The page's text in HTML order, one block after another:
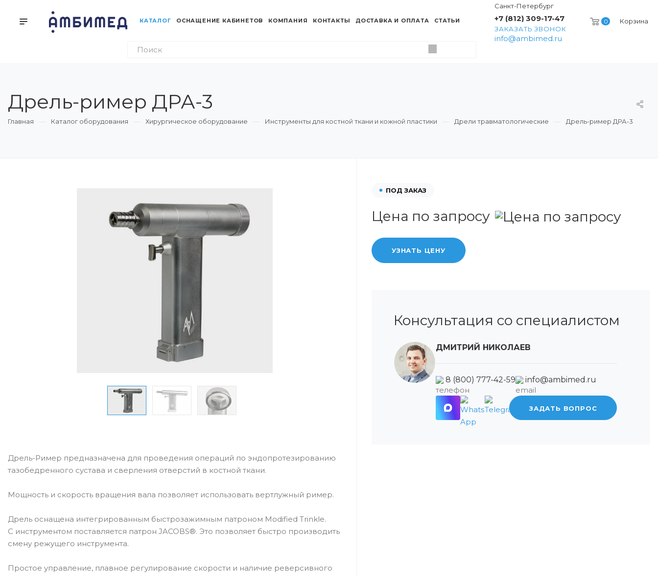
0 Корзина
Санкт-Петербург
+7 (812) 309-17-47
ЗАКАЗАТЬ ЗВОНОК
info@ambimed.ru
КАТАЛОГ ОСНАЩЕНИЕ КАБИНЕТОВ КОМПАНИЯ КОНТАКТЫ ДОСТАВКА И ОПЛАТА СТАТЬИ
Дрель-ример ДРА-3
Главная Каталог оборудования Хирургическое оборудование Инструменты для костной ткани и кожной пластики Дрели травматологические Дрель-ример ДРА-3
ПОД ЗАКАЗ
Цена по запросу
УЗНАТЬ ЦЕНУ
Консультация со специалистом
ДМИТРИЙ НИКОЛАЕВ
8 (800) 777-42-59 info@ambimed.ru
ЗАДАТЬ ВОПРОС
Дрель-Ример предназначена для проведения операций по эндопротезированию
тазобедренного сустава и сверления отверстий в костной ткани.
Мощность и скорость вращения вала позволяет использовать вертлужный ример.
Дрель оснащена интегрированным быстрозажимным патроном Modified Trinkle.
C инструментом поставляется патрон JACOBS®. Это позволяет быстро производить
смену режущего инструмента.
Простое управление, плавное регулирование скорости и наличие реверсивного